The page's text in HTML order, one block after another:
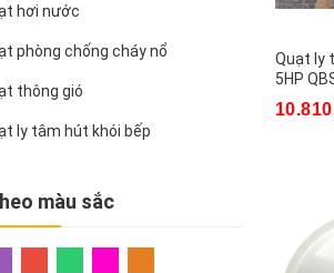
hơi nước
phòng chống cháy nổ
thông gió
ly tâm hút khói bếp
ly tâm cao áp
ly tâm lưu lượng
màu sắc
Quạt ly
5HP